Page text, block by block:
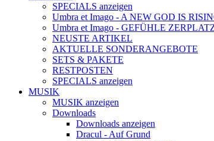
SPECIALS anzeigen
Umbra et Imago - A NEW GOD IS
Umbra et Imago - GEFÜHLE
NEUSTE ARTIKEL
AKTUELLE SONDERANGEBOTE
SETS & PAKETE
RESTPOSTEN
SPECIALS anzeigen
MUSIK
MUSIK anzeigen
Downloads
Downloads anzeigen
Dracul - Auf Grund